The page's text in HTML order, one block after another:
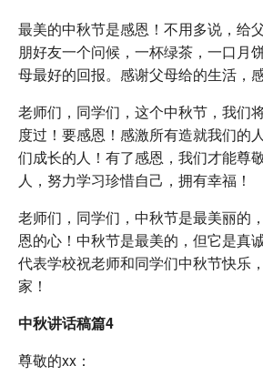
最美的中秋节是感恩！不用多说，给
朋好友一个问候，一杯绿茶，一口月
母最好的回报。感谢父母给的生活，
老师们，同学们，这个中秋节，我们
度过！要感恩！感激所有造就我们的
们成长的人！有了感恩，我们才能尊
人，努力学习珍惜自己，拥有幸福！
老师们，同学们，中秋节是最美丽的
恩的心！中秋节是最美的，但它是真
代表学校祝老师和同学们中秋节快乐
家！
中秋讲话稿篇4
尊敬的xx：